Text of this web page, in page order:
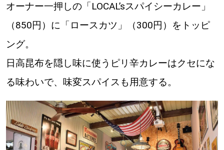
オーナー一押しの「LOCAL’sスパイシーカレー」
（850円）に「ロースカツ」（300円）をトッピ
ング。
日高昆布を隠し味に使うピリ辛カレーはクセにな
る味わいで、味変スパイスも用意する。